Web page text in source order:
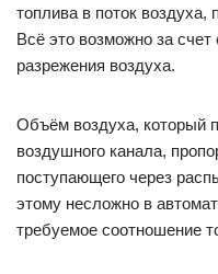
топлива в поток воздуха,
Всё это возможно за
разрежения воздуха.
Объём воздуха, который
воздушного канала,
поступающего через
этому несложно в
требуемое соотношение